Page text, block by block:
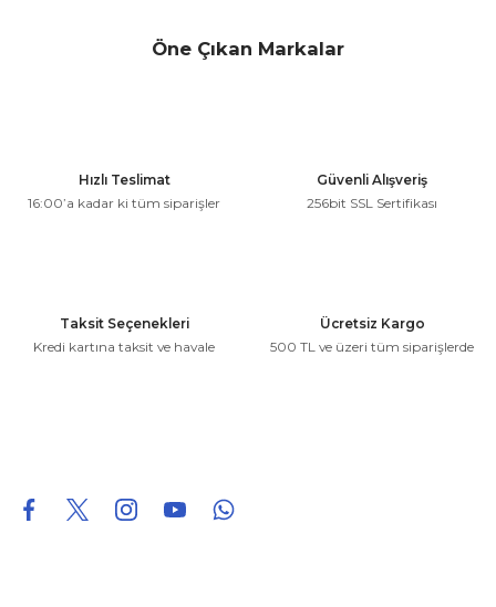
Bu ürünün fiyat bilgisi, resim, ürün açıklamalarında ve diğer
konularda yetersiz gördüğünüz noktaları öneri formunu
Öne Çıkan Markalar
Hızlı Teslimat
16:00’a kadar ki tüm siparişler
Güvenli Alışveriş
256bit SSL Sertifikası
Taksit Seçenekleri
Kredi kartına taksit ve havale
Ücretsiz Kargo
500 TL ve üzeri tüm siparişlerde